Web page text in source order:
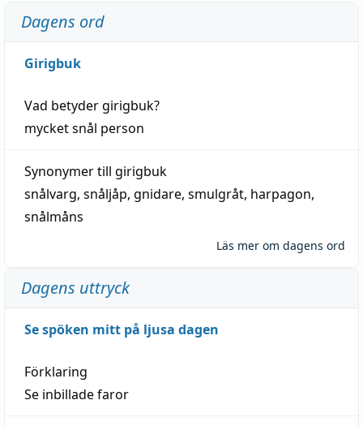
Dagens ord
Girigbuk
Vad betydergirigbuk?
mycketsnål person
Synonymer till girigbuk
snålvarg, snåljåp, gnidare, smulgråt, harpagon,
snålmåns
Läs mer om dagens ord
Dagens uttryck
Se spöken mitt på ljusa dagen
Förklaring
Se inbillade faror